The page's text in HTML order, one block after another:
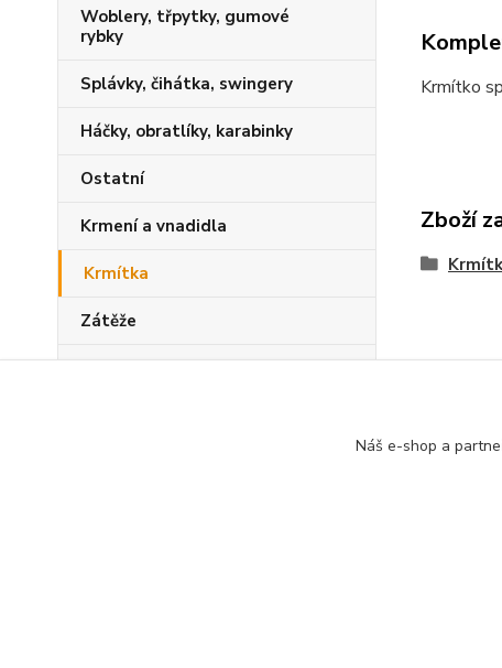
Woblery, třpytky, gumové
rybky
Splávky, čihátka, swingery
Háčky, obratlíky, karabinky
Ostatní
Krmení a vnadidla
Krmítka
Zátěže
Krmítko
Zboží
Náš e-shop a